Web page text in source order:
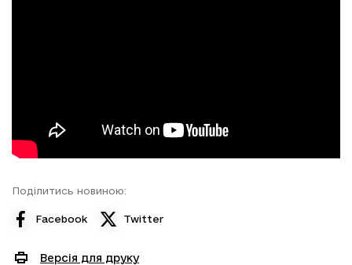
Поділитись новиною:
Facebook Twitter
Версія для друку